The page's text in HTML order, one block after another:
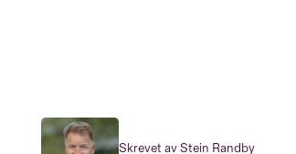
Skrevet av Stein Randby